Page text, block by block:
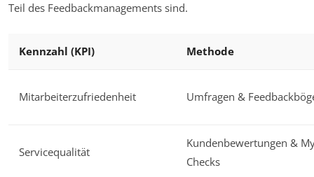
Teil des Feedbackmanagements sind.
Kennzahl (KPI) Methode
Mitarbeiterzufriedenheit Umfragen &
Servicequalität
Kundenbewertungen &
Checks